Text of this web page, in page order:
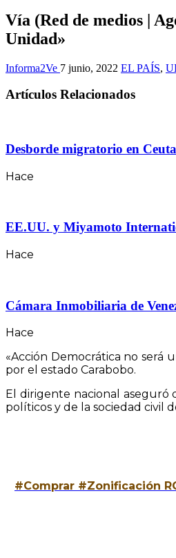
Vía (Red de medios |
Unidad»
Informa2Ve 7 junio, 2022 EL PAÍS,
Artículos Relacionados
Desborde migratorio en
Hace
EE.UU. y Miyamoto
Hace
Cámara Inmobiliaria de
Hace
«Acción Democrática no será
por el estado Carabobo.
El dirigente nacional
políticos y de la sociedad civil
#Comprar #Zonificación